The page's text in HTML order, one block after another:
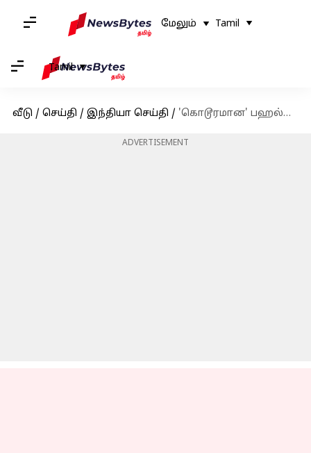
மேலும் Tamil
Tamil
வீடு / செய்தி / இந்தியா செய்தி / 'கொடூரமான' பஹல்காம் பயங்கரவாத தாக்குதலுக்கு உலக நாடுகள் கண்டனம்
ADVERTISEMENT